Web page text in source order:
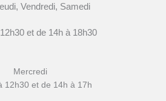
Vendredi, Samedi
et de 14h à 18h30
Mercredi
12h30 et de 14h à 17h